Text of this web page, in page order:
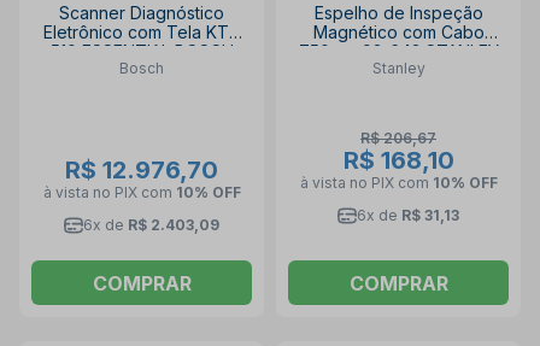
Scanner Diagnóstico
Eletrônico com Tela KTS
510 ESSENTIAL BOSCH
Bosch
R$ 12.976,70
à vista no PIX com 10% OFF
6x de R$ 2.403,09
COMPRAR
Espelho de Inspeção
Magnético com Cabo
750mm 92-642 STANLEY
Stanley
R$ 206,67
R$ 168,10
à vista no PIX com 10% OFF
6x de R$ 31,13
COMPRAR